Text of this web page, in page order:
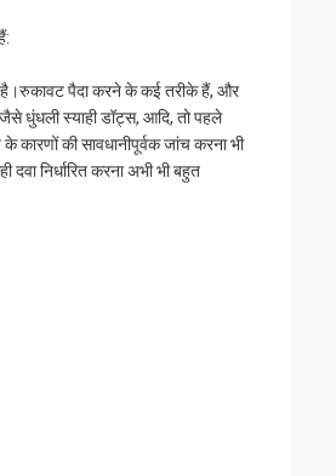
है।रुकावट पैदा करने के कई तरीके हैं, और
जैसे धुंधली स्याही डॉट्स, आदि, तो पहले
की सावधानीपूर्वक जांच करना भी
निर्धारित करना अभी भी बहुत